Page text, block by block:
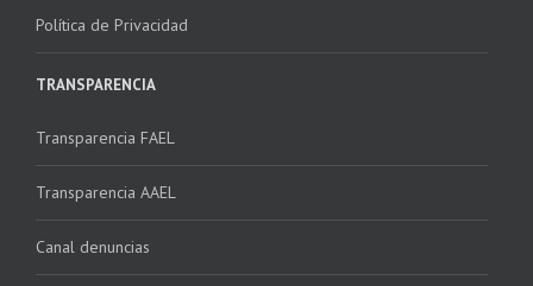
Política de Privacidad
TRANSPARENCIA
Transparencia FAEL
Transparencia AAEL
Canal denuncias